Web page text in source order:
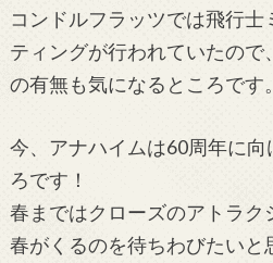
コンドルフラッツでは飛行士
ティングが行われていたの
の有無も気になるところです。
今、アナハイムは60周年に向
ろです！
春まではクローズのアトラク
春がくるのを待ちわびたいと